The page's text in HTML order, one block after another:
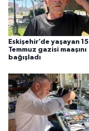
Eskişehir’de yaşayan 15
Temmuz gazisi maaşını
bağışladı